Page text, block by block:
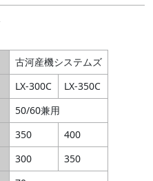
古河産機システムズ
LX-300C
LX-350C
50/60兼用
350
400
300
350